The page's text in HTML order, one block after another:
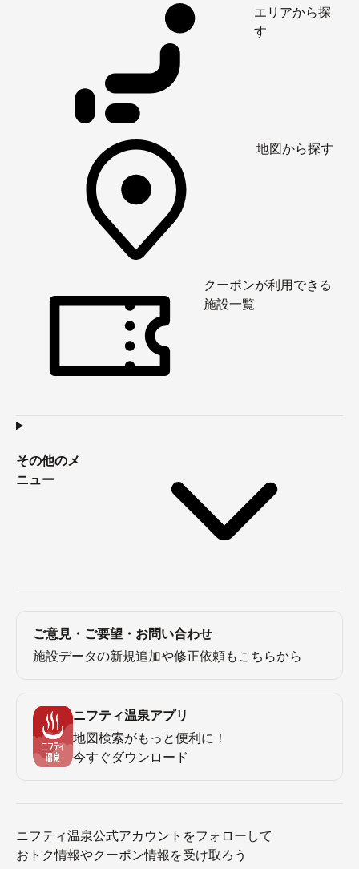
エリアから探
す
地図から探す
クーポンが利用できる
施設一覧
その他のメ
ニュー
ご意見・ご要望・お問い合わせ
施設データの新規追加や修正依頼もこちらから
ニフティ温泉アプリ
地図検索がもっと便利に！
今すぐダウンロード
ニフティ温泉公式アカウントをフォローして
おトク情報やクーポン情報を受け取ろう